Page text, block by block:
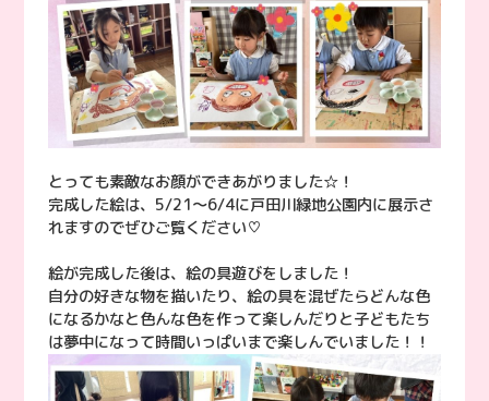
とっても素敵なお顔ができあがりました☆！
完成した絵は、5/21〜6/4に戸田川緑地公園内に展示さ
れますのでぜひご覧ください♡
絵が完成した後は、絵の具遊びをしました！
自分の好きな物を描いたり、絵の具を混ぜたらどんな色
になるかなと色んな色を作って楽しんだりと子どもたち
は夢中になって時間いっぱいまで楽しんでいました！！